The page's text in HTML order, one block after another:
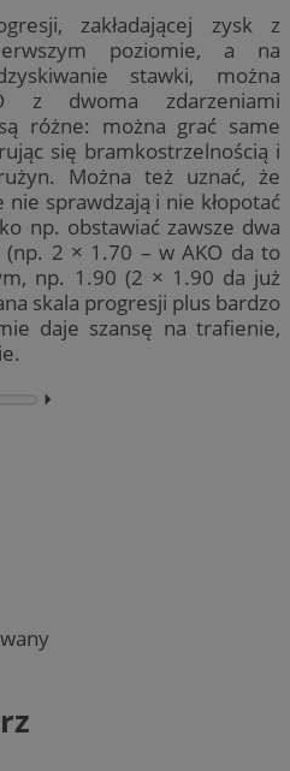
zakładającej zysk z
poziomie, a na
stawki, można
z dwoma zdarzeniami
różne: można grać same
się bramkostrzelnością i
Można też uznać, że
sprawdzają i nie kłopotać
np. obstawiać zawsze dwa
2 × 1.70 – w AKO da to
np. 1.90 (2 × 1.90 da już
skala progresji plus bardzo
daje szansę na trafienie,
⏵︎